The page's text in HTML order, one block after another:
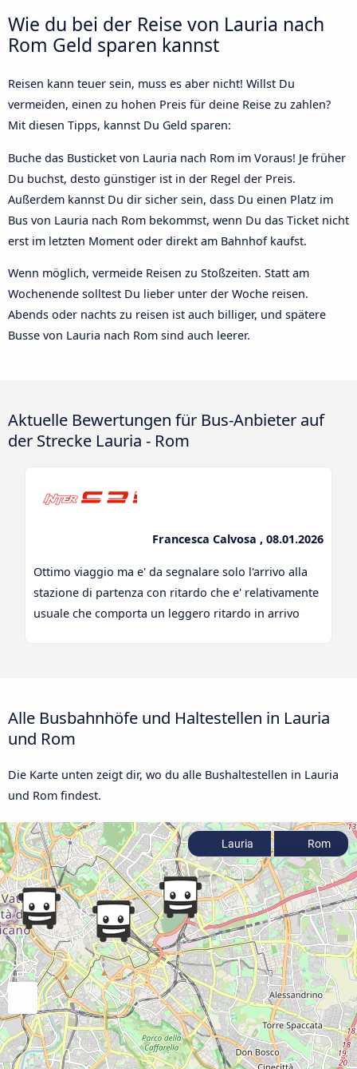
Wie du bei der Reise von Lauria nach
Rom Geld sparen kannst
Reisen kann teuer sein, muss es aber nicht! Willst Du
vermeiden, einen zu hohen Preis für deine Reise zu zahlen?
Mit diesen Tipps, kannst Du Geld sparen:
Buche das Busticket von Lauria nach Rom im Voraus! Je früher
Du buchst, desto günstiger ist in der Regel der Preis.
Außerdem kannst Du dir sicher sein, dass Du einen Platz im
Bus von Lauria nach Rom bekommst, wenn Du das Ticket nicht
erst im letzten Moment oder direkt am Bahnhof kaufst.
Wenn möglich, vermeide Reisen zu Stoßzeiten. Statt am
Wochenende solltest Du lieber unter der Woche reisen.
Abends oder nachts zu reisen ist auch billiger, und spätere
Busse von Lauria nach Rom sind auch leerer.
Aktuelle Bewertungen für Bus-Anbieter auf
der Strecke Lauria - Rom
Francesca Calvosa , 08.01.2026
Ottimo viaggio ma e' da segnalare solo l'arrivo alla
stazione di partenza con ritardo che e' relativamente
usuale che comporta un leggero ritardo in arrivo
Alle Busbahnhöfe und Haltestellen in Lauria
und Rom
Die Karte unten zeigt dir, wo du alle Bushaltestellen in Lauria
und Rom findest.
Lauria Rom